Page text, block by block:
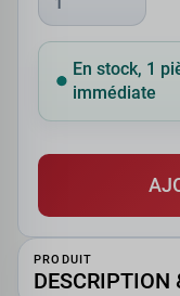
1
En stock, 1
immédiate
PRODUIT
DESCRIPTION